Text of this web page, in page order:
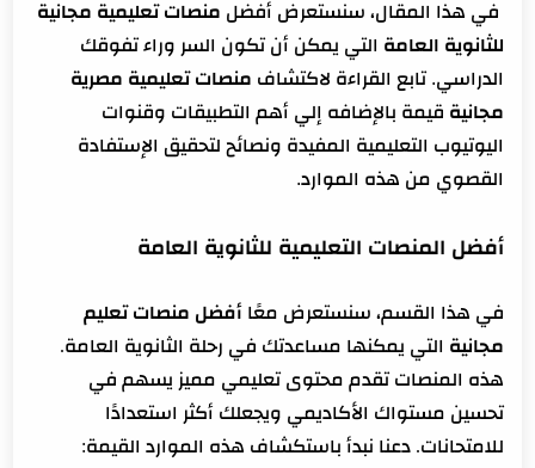
عيوب منصة حصص مصر
منصة أبواب
محتوى منصة أبواب
عيوب منصة أبواب
محتوى موقع الخطة التعليمي:
منصة معلمك
محتوى منصة معلمك
فوائد منصة معلمك
عيوب منصة معلمك
في هذا المقال، سنستعرض أفضل منصات تعليمية مجانية
للثانوية العامة التي يمكن أن تكون السر وراء تفوقك
الدراسي. تابع القراءة لاكتشاف منصات تعليمية مصرية
مجانية قيمة بالإضافه إلي أهم التطبيقات وقنوات
اليوتيوب التعليمية المفيدة ونصائح لتحقيق الإستفادة
القصوي من هذه الموارد.
أفضل المنصات التعليمية للثانوية العامة
في هذا القسم، سنستعرض معًا أفضل منصات تعليم
مجانية التي يمكنها مساعدتك في رحلة الثانوية العامة.
هذه المنصات تقدم محتوى تعليمي مميز يسهم في
تحسين مستواك الأكاديمي ويجعلك أكثر استعدادًا
للامتحانات. دعنا نبدأ باستكشاف هذه الموارد القيمة: